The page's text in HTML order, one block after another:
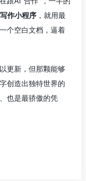
作小程序 ，就用最
个空白文档，逼着
更新，但那颗能够
创造出独特世界的
也是最骄傲的凭